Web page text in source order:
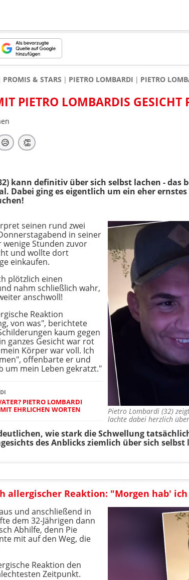
PROMIS & STARS PIETRO LOMBARDI PIETRO
PIETRO LOMBARDIS GESICHT
😥 👏
kann definitiv über sich selbst lachen - das
Dabei ging es eigentlich um ein eher
Pietro Lombardi (32)
lachte dabei herzlich
seinen rund zwei
in seiner
Stunden zuvor
und wollte dort
einkaufen.
plötzlich einen
nahm schließlich wahr,
anschwoll!
Reaktion
von was", berichtete
kaum gegen
ganzes Gesicht war rot
Körper war voll. Ich
offenbarte er und
um mein Leben gekratzt."
PIETRO LOMBARDI
EHRLICHEN WORTEN
wie stark die Schwellung
des Anblicks ziemlich über sich selbst
allergischer Reaktion: "Morgen hab'
und anschließend in
dem 32-Jährigen dann
Abhilfe, denn Pie
mit auf den Weg, die
Reaktion den
Zeitpunkt.